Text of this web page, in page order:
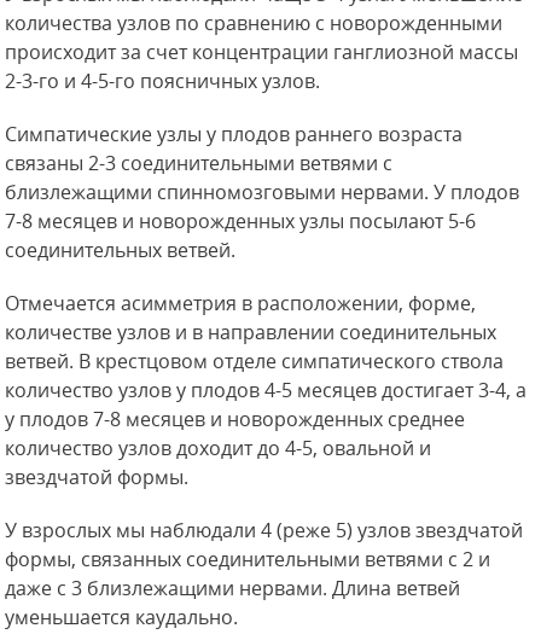
количества узлов по сравнению с новорожденными
происходит за счет концентрации ганглиозной массы
2-3-го и 4-5-го поясничных узлов.
Симпатические узлы у плодов раннего возраста
связаны 2-3 соединительными ветвями с
близлежащими спинномозговыми нервами. У плодов
7-8 месяцев и новорожденных узлы посылают 5-6
соединительных ветвей.
Отмечается асимметрия в расположении, форме,
количестве узлов и в направлении соединительных
ветвей. В крестцовом отделе симпатического ствола
количество узлов у плодов 4-5 месяцев достигает 3-4, а
у плодов 7-8 месяцев и новорожденных среднее
количество узлов доходит до 4-5, овальной и
звездчатой формы.
У взрослых мы наблюдали 4 (реже 5) узлов звездчатой
формы, связанных соединительными ветвями с 2 и
даже с 3 близлежащими нервами. Длина ветвей
уменьшается каудально.